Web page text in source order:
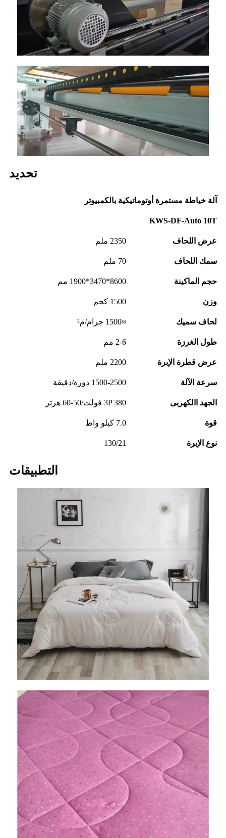
تحديد
آلة خياطة مستمرة أوتوماتيكية بالكمبيوتر
KWS-DF-Auto 10T
عرض اللحاف 2350 ملم
سمك اللحاف 70 ملم
حجم الماكينة 8600*3470*1900 مم
وزن 1500 كجم
لحاف سميك ≈1500 جرام/م²
طول الغرزة 2-6 مم
عرض قطرة الإبرة 2200 ملم
سرعة الآلة 1500-2500 دورة/دقيقة
الجهد االكهربى 3P 380 فولت/50-60 هرتز
قوة 7.0 كيلو واط
نوع الإبرة 130/21
التطبيقات